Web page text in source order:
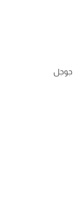
جوجل